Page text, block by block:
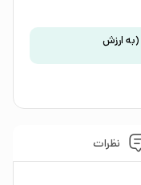
(به ارزش
نظرات